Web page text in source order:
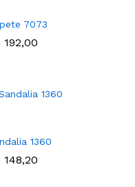
7073
192,00
1360
148,20